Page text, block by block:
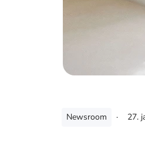
Newsroom · 27.